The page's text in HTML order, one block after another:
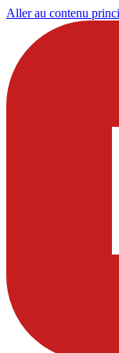
Aller au contenu